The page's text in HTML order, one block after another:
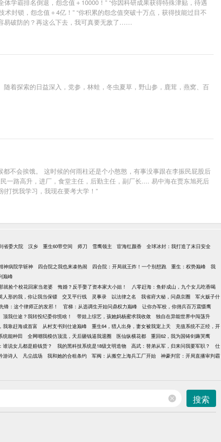
学霸排名倒退，怨念值＋10000！” “你因科研成果获得特殊津贴，待遇
封锁，怨念值＋4亿！” “你积累的怨念值突破十万点，获得技能过目不
易破防的？再这么下去，我可真要无敌了……
着探索的日益深入，党参，林蛙，冬虫夏草，野山参，鹿茸，燕窝、百
不会挨饿。 这时候的何雨柱还是个小憨憨，有事没事跟在李振民屁股后
一路高升，进厂，食堂主任，后勤主任，副厂长.... 易中海在贾东旭死后
打扰我学习，我现在要考大学！”
省委大院 汉乡 重生60带空间 师刀 雪鹰领主 宦海红颜香
全球冰封：我打造了末日安全
神病院学斩神 四合院之我也来凑热闹 四合院：开局就王炸！一个别想跑 重生：权势巅峰
我
巅峰
就捡个校花回家当老婆 悔婚？反手娶了资本家大小姐！
八零赶海：鱼虾成山，九个女儿吃香喝
人形的我，你让我当保镖 交叉平行线 灵事录 以法律之名 我省府大秘，问鼎京圈
军火贩子什
锋：这个律师正的发邪！ 官梯：从选调生开始问鼎权力巅峰
让你办军校，你佣兵百万震慑鹰
顶我仕途？我转投纪委你慌啥！ 带娃上综艺，孩她妈杨蜜求我收敛
独自在异能世界中闯荡升
我靠赶海成首富 从村支书到仕途巅峰 重生64，猎人出身，妻女被我宠上天
充值系统不正经，开
统能种田 全网嘲我模仿顶流，天后砸钱逼我退圈 医仙纵横花都
重回62，我为国铸剑薅哭鹰
谁说女儿都是赔钱货？ 我的黑科技系统是18级文明造物 高武：替弟从军，归来问我要军职？
仕
游诗人 凡尘战场 我和她的合租条约 军阀：从搬空上海兵工厂开始
神豪判官：开局直播审判霸
搜索